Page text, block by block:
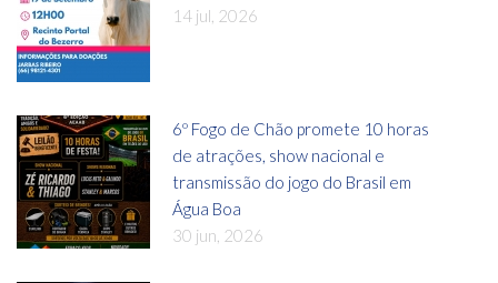
14 jul, 2026
6º Fogo de Chão promete 10 horas
de atrações, show nacional e
transmissão do jogo do Brasil em
Água Boa
30 jun, 2026